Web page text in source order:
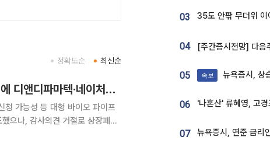
최신순
정확도순
[베스트&워스트] 코스닥, 바이오·AI 신약 모멘텀에 디앤디파마텍·네이처셀 급등
청 가능성 등 대형 바이오 파이프
으나, 감사의견 거절로 상장폐지
03
04
05 속보 뉴욕증시, 상
06
07